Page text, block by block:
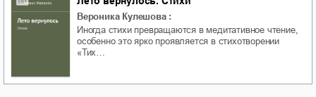
Вероника Кулешова :
Иногда стихи превращаются в медитативное чтение,
особенно это ярко проявляется в стихотворении
«Тих…